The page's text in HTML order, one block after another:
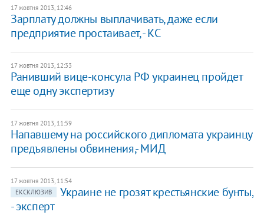
17 жовтня 2013, 12:46
Зарплату должны выплачивать, даже если
предприятие простаивает, - КС
17 жовтня 2013, 12:33
Ранивший вице-консула РФ украинец пройдет
еще одну экспертизу
17 жовтня 2013, 11:59
Напавшему на российского дипломата украинцу
предъявлены обвинения,- МИД
17 жовтня 2013, 11:54
ЕКСКЛЮЗИВ
Украине не грозят крестьянские бунты,
- эксперт